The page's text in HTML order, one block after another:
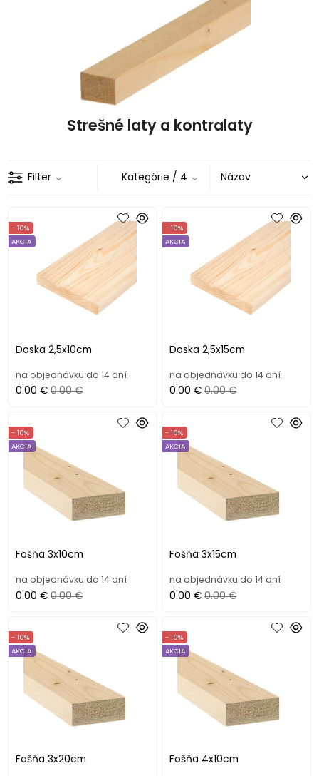
Strešné laty a kontralaty
Filter Kategórie / 4
Doska 2,5x10cm
- 10%
AKCIA
na objednávku do 14 dní
0.00 € 0.00 €
Doska 2,5x15cm
- 10%
AKCIA
na objednávku do 14 dní
0.00 € 0.00 €
Fošňa 3x10cm
- 10%
AKCIA
na objednávku do 14 dní
0.00 € 0.00 €
Fošňa 3x15cm
- 10%
AKCIA
na objednávku do 14 dní
0.00 € 0.00 €
Fošňa 3x20cm
- 10%
AKCIA
Fošňa 4x10cm
- 10%
AKCIA